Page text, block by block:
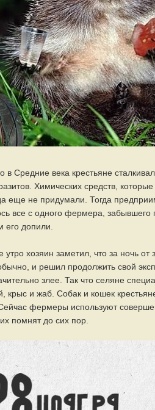
в Средние века крестьяне
Химических средств,
еще не придумали. Тогда
все с одного фермера,
его допили.
хозяин заметил, что за ночь
и решил продолжить свой
злее. Так что селяне
крыс и жаб. Собак и кошек
фермеры используют
помнят до сих пор.